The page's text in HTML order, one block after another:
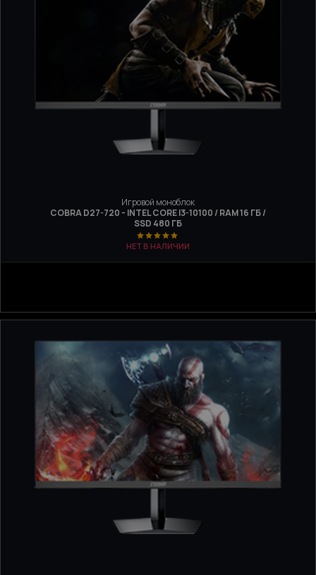
Игровой моноблок
COBRA D27-720 - INTEL CORE I3-10100 / RAM 16 ГБ /
SSD 480 ГБ
НЕТ В НАЛИЧИИ